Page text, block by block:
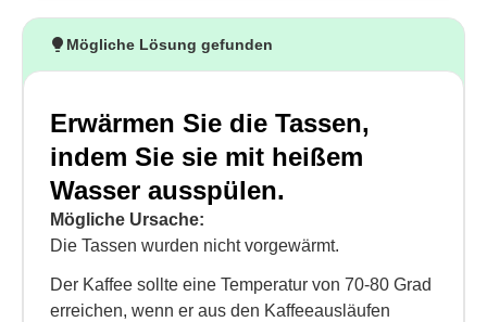
Mögliche Lösung gefunden
Erwärmen Sie die Tassen,
indem Sie sie mit heißem
Wasser ausspülen.
Mögliche Ursache:
Die Tassen wurden nicht vorgewärmt.
Der Kaffee sollte eine Temperatur von 70-80 Grad
erreichen, wenn er aus den Kaffeeausläufen